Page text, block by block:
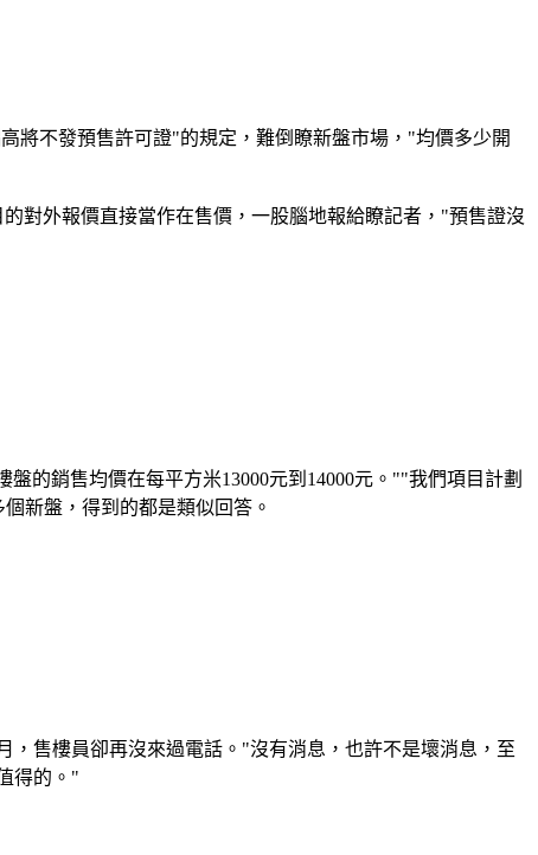
不發預售許可證"的規定，難倒瞭新盤市場，"均價多少開
對外報價直接當作在售價，一股腦地報給瞭記者，"預售證沒
的銷售均價在每平方米13000元到14000元。""我們項目計劃
新盤，得到的都是類似回答。
售樓員卻再沒來過電話。"沒有消息，也許不是壞消息，至
得的。"